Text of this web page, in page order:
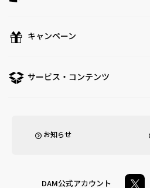
キャンペーン
サービス・コンテンツ
お知らせ
DAM公式アカウント